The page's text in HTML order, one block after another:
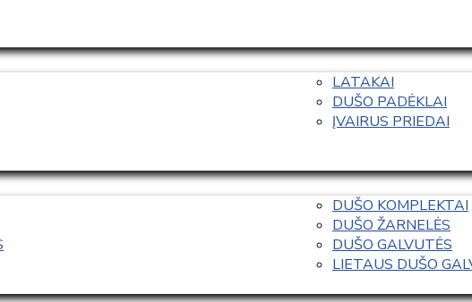
LATAKAI
DUŠO PADĖKLAI
ĮVAIRUS PRIEDAI
DUŠO KOMPLEKTAI
DUŠO ŽARNELĖS
DUŠO GALVUTĖS
LIETAUS DUŠO